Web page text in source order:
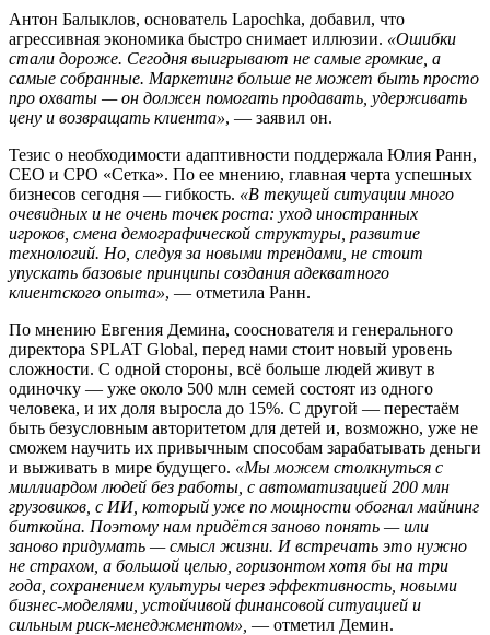
Антон Балыклов, основатель Lapochka, добавил, что
агрессивная экономика быстро снимает иллюзии. «Ошибки
стали дороже. Сегодня выигрывают не самые громкие, а
самые собранные. Маркетинг больше не может быть просто
про охваты — он должен помогать продавать, удерживать
цену и возвращать клиента», — заявил он.
Тезис о необходимости адаптивности поддержала Юлия Ранн,
CEO и CPO «Сетка». По ее мнению, главная черта успешных
бизнесов сегодня — гибкость. «В текущей ситуации много
очевидных и не очень точек роста: уход иностранных
игроков, смена демографической структуры, развитие
технологий. Но, следуя за новыми трендами, не стоит
упускать базовые принципы создания адекватного
клиентского опыта», — отметила Ранн.
По мнению Евгения Демина, сооснователя и генерального
директора SPLAT Global, перед нами стоит новый уровень
сложности. С одной стороны, всё больше людей живут в
одиночку — уже около 500 млн семей состоят из одного
человека, и их доля выросла до 15%. С другой — перестаём
быть безусловным авторитетом для детей и, возможно, уже не
сможем научить их привычным способам зарабатывать деньги
и выживать в мире будущего. «Мы можем столкнуться с
миллиардом людей без работы, с автоматизацией 200 млн
грузовиков, с ИИ, который уже по мощности обогнал майнинг
биткойна. Поэтому нам придётся заново понять — или
заново придумать — смысл жизни. И встречать это нужно
не страхом, а большой целью, горизонтом хотя бы на три
года, сохранением культуры через эффективность, новыми
бизнес-моделями, устойчивой финансовой ситуацией и
сильным риск-менеджментом», — отметил Демин.